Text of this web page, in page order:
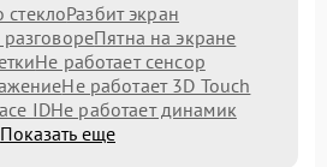
стеклоРазбит экран
Пятна на экране
Не работает сенсор
Не работает 3D Touch
IDНе работает динамик
Показать еще